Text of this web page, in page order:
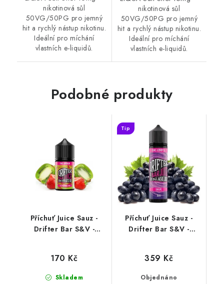
nikotinová sůl
50VG/50PG pro jemný
hit a rychlý nástup nikotinu.
Ideální pro míchání
vlastních e-liquidů.
nikotinová sůl
50VG/50PG pro jemný
hit a rychlý nástup nikotinu.
Ideální pro míchání
vlastních e-liquidů.
Podobné produkty
Příchuť Juice Sauz -
Drifter Bar S&V -
Skladem
170 Kč
Příchuť Juice Sauz -
Drifter Bar S&V -
Tip
Objednáno
359 Kč